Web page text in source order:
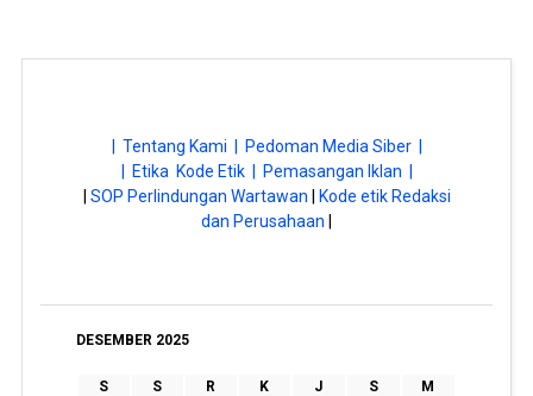
| Tentang Kami |
Pedoman Media Siber |
| Etika Kode Etik |
Pemasangan Iklan |
SOP Perlindungan Wartawan
Kode etik Redaksi
dan Perusahaan
DESEMBER 2025
S S R K J S
M